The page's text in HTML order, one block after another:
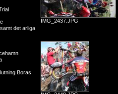
det arliga
Boras
IMG_2437.JPG